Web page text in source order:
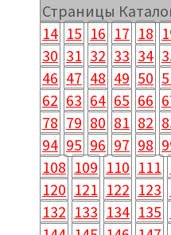
Страницы
14 15 16 17 18
30 31 32 33 34
46 47 48 49 50
62 63 64 65 66
78 79 80 81 82
94 95 96 97 98
108 109 110 111
120 121 122 123
132 133 134 135